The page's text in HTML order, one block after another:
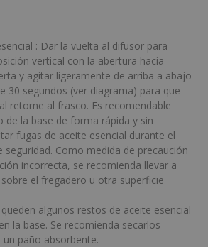
: Dar la vuelta al difusor para
vertical con la abertura hacia
y agitar ligeramente de arriba a abajo
30 segundos (ver diagrama) para que
retorne al frasco. Es recomendable
de la base de forma rápida y sin
fugas de aceite esencial durante el
seguridad. Como medida de precaución
incorrecta, se recomienda llevar a
el fregadero u otra superficie
algunos restos de aceite esencial
la base. Se recomienda secarlos
paño absorbente.